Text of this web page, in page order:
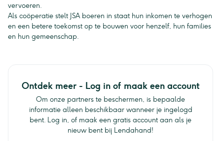
vervoeren.
Als coöperatie stelt JSA boeren in staat hun inkomen te verhogen
en een betere toekomst op te bouwen voor henzelf, hun families
en hun gemeenschap.
Ontdek meer - Log in of maak een account
Om onze partners te beschermen, is bepaalde
informatie alleen beschikbaar wanneer je ingelogd
bent. Log in, of maak een gratis account aan als je
nieuw bent bij Lendahand!